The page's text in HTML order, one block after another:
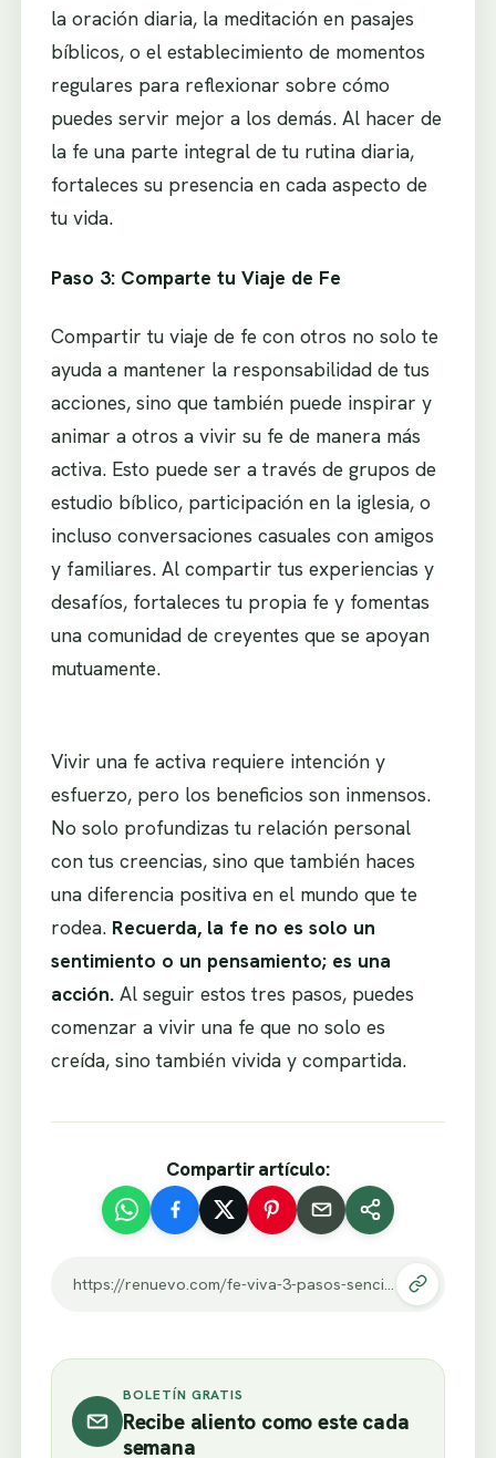
la oración diaria, la meditación en pasajes
bíblicos, o el establecimiento de momentos
regulares para reflexionar sobre cómo
puedes servir mejor a los demás. Al hacer de
la fe una parte integral de tu rutina diaria,
fortaleces su presencia en cada aspecto de
tu vida.
Paso 3: Comparte tu Viaje de Fe
Compartir tu viaje de fe con otros no solo te
ayuda a mantener la responsabilidad de tus
acciones, sino que también puede inspirar y
animar a otros a vivir su fe de manera más
activa. Esto puede ser a través de grupos de
estudio bíblico, participación en la iglesia, o
incluso conversaciones casuales con amigos
y familiares. Al compartir tus experiencias y
desafíos, fortaleces tu propia fe y fomentas
una comunidad de creyentes que se apoyan
mutuamente.
Vivir una fe activa requiere intención y
esfuerzo, pero los beneficios son inmensos.
No solo profundizas tu relación personal
con tus creencias, sino que también haces
una diferencia positiva en el mundo que te
rodea. Recuerda, la fe no es solo un
sentimiento o un pensamiento; es una
acción.Al seguir estos tres pasos, puedes
comenzar a vivir una fe que no solo es
creída, sino también vivida y compartida.
Compartir artículo:
https://renuevo.com/fe-viva-3-pasos-sencillos-para-transformar-tus-creencias-en-acciones.html
BOLETÍN GRATIS
Recibe aliento como este cada
semana